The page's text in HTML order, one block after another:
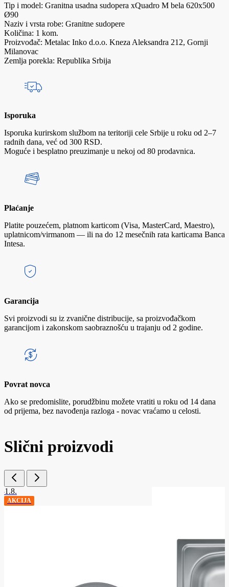
Tip i model: Granitna usadna sudopera xQuadro M bela 620x500
Ø90
Naziv i vrsta robe: Granitne sudopere
Količina: 1 kom.
Proizvođač: Metalac Inko d.o.o. Kneza Aleksandra 212, Gornji
Milanovac
Zemlja porekla: Republika Srbija
Isporuka
Isporuka kurirskom službom na teritoriji cele Srbije u roku od 2–7
radnih dana, već od 300 RSD.
Moguće i besplatno preuzimanje u nekoj od 80 prodavnica.
Plaćanje
Platite pouzećem, platnom karticom (Visa, MasterCard, Maestro),
uplatnicom/virmanom — ili na do 12 mesečnih rata karticama Banca
Intesa.
Garancija
Svi proizvodi su iz zvanične distribucije, sa proizvođačkom
garancijom i zakonskom saobraznošću u trajanju od 2 godine.
Povrat novca
Ako se predomislite, porudžbinu možete vratiti u roku od 14 dana
od prijema, bez navođenja razloga - novac vraćamo u celosti.
Slični proizvodi
AKCIJA